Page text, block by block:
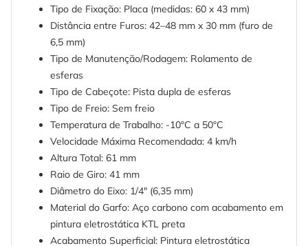
Tipo de Fixação: Placa (medidas: 60 x 43 mm)
Distância entre Furos: 42–48 mm x 30 mm (furo de
6,5 mm)
Tipo de Manutenção/Rodagem: Rolamento de
esferas
Tipo de Cabeçote: Pista dupla de esferas
Tipo de Freio: Sem freio
Temperatura de Trabalho: -10°C a 50°C
Velocidade Máxima Recomendada: 4 km/h
Altura Total: 61 mm
Raio de Giro: 41 mm
Diâmetro do Eixo: 1/4" (6,35 mm)
Material do Garfo: Aço carbono com acabamento em
pintura eletrostática KTL preta
Acabamento Superficial: Pintura eletrostática